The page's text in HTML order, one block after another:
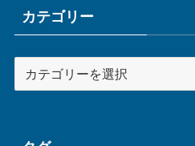
ブカテゴリー
テ